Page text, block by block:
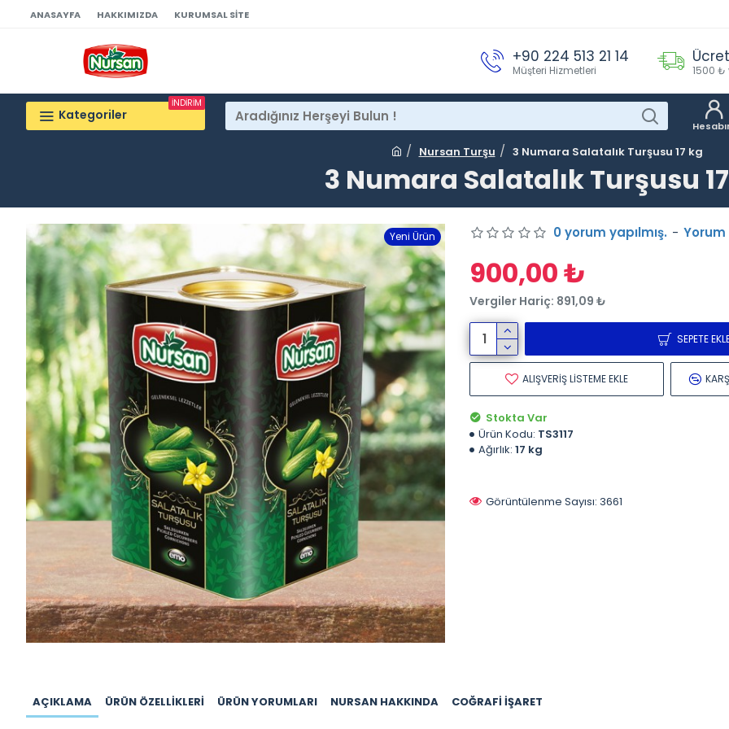
ANASAYFA HAKKIMIZDA KURUMSAL SITE
+90 224 513 21 14
Müşteri Hizmetleri 1500 ₺
Kategoriler
İNDİRİM
Nursan Turşu 3 Numara Salatalık Turşusu 17 kg
3 Numara Salatalık Turşusu
Yeni Ürün
Stokta Var
Ürün Kodu: TS3117
Ağırlık: 17 kg
Görüntülenme Sayısı: 3661
0 yorum yapılmış. - Yorum
900,00 ₺
Vergiler Hariç: 891,09 ₺
SEPETE
ALIŞVERIŞ LISTEME EKLE
AÇIKLAMA ÜRÜN ÖZELLIKLERI ÜRÜN YORUMLARI NURSAN HAKKINDA COĞRAFI İŞARET